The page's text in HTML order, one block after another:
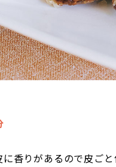
に香りがあるので皮ご